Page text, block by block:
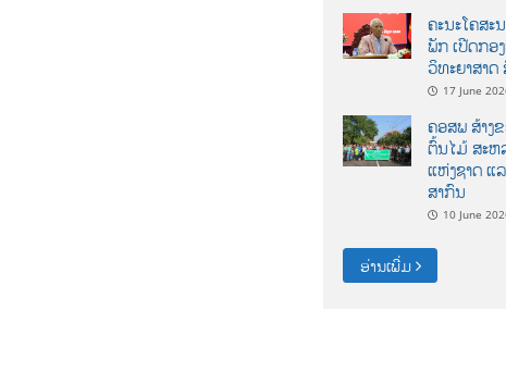
ຄະນະໂຄສະ
ພັກ ເປີດກອ
ວິທະຍາສາ
17 June
ຄອສພ ສ້າງ
ຕົ້ນໄມ້ ສະຫ
ແຫ່ງຊາດ ແ
ສາກົນ
10 June
ອ່ານເພີ່ມ